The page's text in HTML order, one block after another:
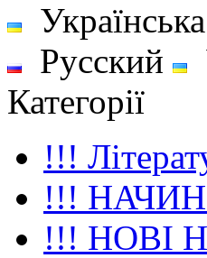
Українська
Русский
Категорії
!!!
!!!
!!! НОВІ